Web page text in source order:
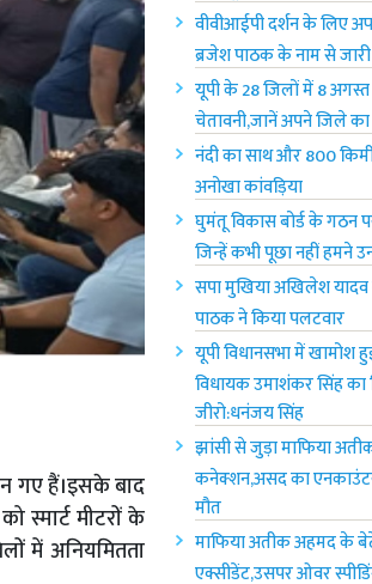
गए हैं।इसके बाद
स्मार्ट मीटरों के
में अनियमितता
वीवीआईपी दर्शन के लिए
ब्रजेश पाठक के नाम से
यूपी के 28 जिलों में 8
चेतावनी,जानें अपने जिले
नंदी का साथ और 800
अनोखा कांवड़िया
घुमंतू विकास बोर्ड के गठन
जिन्हें कभी पूछा नहीं हमने
सपा मुखिया अखिलेश यादव
पाठक ने किया पलटवार
यूपी विधानसभा में
विधायक उमाशंकर सिंह का
जीरो:धनंजय सिंह
झांसी से जुड़ा माफिया
कनेक्शन,असद का
मौत
माफिया अतीक अहमद के
एक्सीडेंट,उसपर ओवर